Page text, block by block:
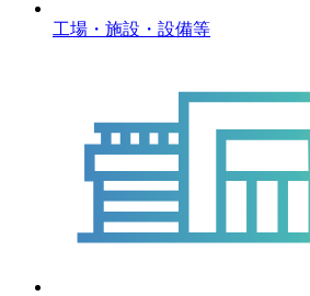
工場・施設・設備等